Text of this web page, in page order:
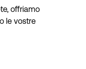
offriamo
le vostre